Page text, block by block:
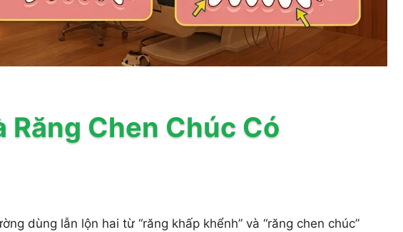
Răng Chen Chúc Có
dùng lẫn lộn hai từ “răng khấp khểnh” và “răng chen chúc”